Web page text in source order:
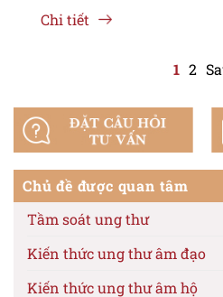
Chi tiết
1 2
Chủ đề được quan tâm
Tầm soát ung thư
Kiến thức ung thư âm đạo
Kiến thức ung thư âm hộ